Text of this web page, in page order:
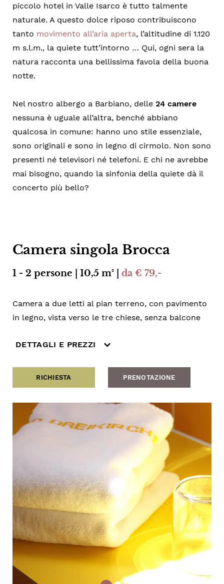
piccolo hotel in Valle Isarco è tutto talmente
naturale. A questo dolce riposo contribuiscono
tanto movimento all’aria aperta, l’altitudine di 1.120
m s.l.m., la quiete tutt’intorno … Qui, ogni sera la
natura racconta una bellissima favola della buona
notte.
Nel nostro albergo a Barbiano, delle 24 camere
nessuna è uguale all’altra, benché abbiano
qualcosa in comune: hanno uno stile essenziale,
sono originali e sono in legno di cirmolo. Non sono
presenti né televisori né telefoni. E chi ne avrebbe
mai bisogno, quando la sinfonia della quiete dà il
concerto più bello?
Camera singola Brocca
1 - 2 persone | 10,5 m² | da € 79,-
Camera a due letti al pian terreno, con pavimento
in legno, vista verso le tre chiese, senza balcone
DETTAGLI E PREZZI
RICHIESTA PRENOTAZIONE